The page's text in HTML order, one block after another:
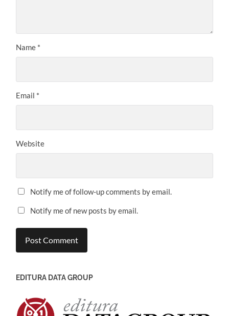
Name *
Email *
Website
Notify me of follow-up comments by email.
Notify me of new posts by email.
EDITURA DATA GROUP